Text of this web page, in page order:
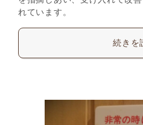
れています。
続きを